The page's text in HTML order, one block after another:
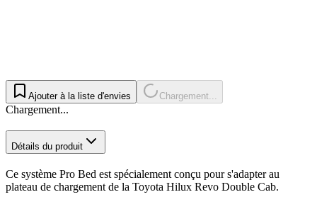
Ajouter à la liste d'envies Chargement...
Chargement...
Détails du produit
Ce système Pro Bed est spécialement conçu pour s'adapter au
plateau de chargement de la Toyota Hilux Revo Double Cab.